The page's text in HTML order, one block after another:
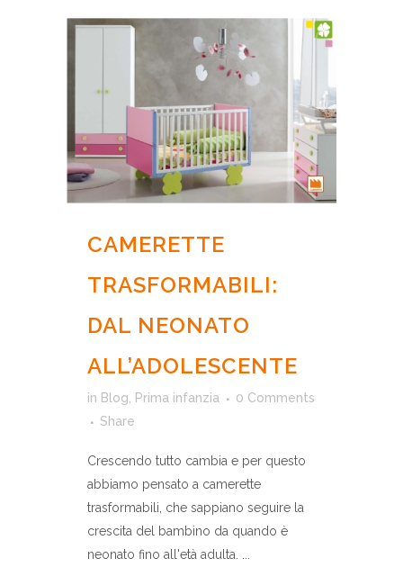
CAMERETTE
TRASFORMABILI:
DAL NEONATO
ALL’ADOLESCENTE
in Blog, Prima infanzia
0 Comments
Share
Crescendo tutto cambia e per questo
abbiamo pensato a camerette
trasformabili, che sappiano seguire la
crescita del bambino da quando è
neonato fino all'età adulta. ...